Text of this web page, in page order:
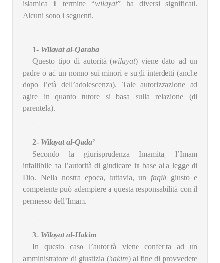
islamica il termine “wilayat” ha diversi significati.
Alcuni sono i seguenti.
1- Wilayat al-Qaraba
Questo tipo di autorità (wilayat) viene dato ad un
padre o ad un nonno sui minori e sugli interdetti (anche
dopo l’età dell’adolescenza). Tale autorizzazione ad
agire in quanto tutore si basa sulla relazione (di
parentela).
2- Wilayat al-Qada’
Secondo la giurisprudenza Imamita, l’Imam
infallibile ha l’autorità di giudicare in base alla legge di
Dio. Nella nostra epoca, tuttavia, un faqih giusto e
competente può adempiere a questa responsabilità con il
permesso dell’Imam.
3- Wilayat al-Hakim
In questo caso l’autorità viene conferita ad un
amministratore di giustizia (hakim) al fine di provvedere